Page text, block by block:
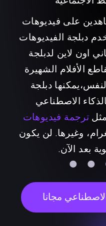
على فيديوهات
دبلجة الفيديوهات
اون لاين لدبلجة
الأفلام الشهيرة
دبلجة
الاصطناعي
ترجمة فيديوهات
وغيرها. لن يكون
بعد الآن.
مجانا